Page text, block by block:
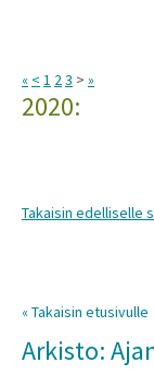
« < 1 23 > »
2020:
Takaisin edelliselle
« Takaisin etusivulle
Arkisto: